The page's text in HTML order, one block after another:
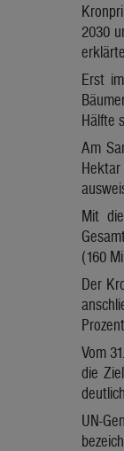
2030
Erst
Hälfte
Am
Hektar
Mit
(160
Der
Vom
die
UN-